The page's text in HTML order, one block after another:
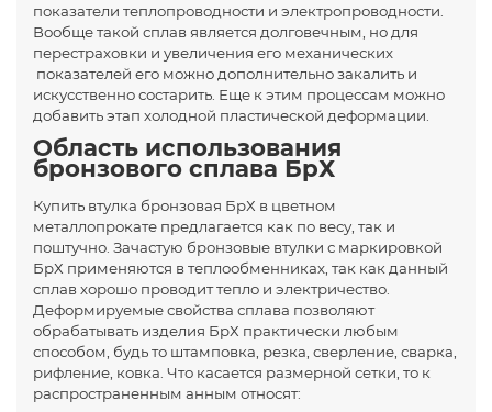
показатели теплопроводности и электропроводности.
Вообще такой сплав является долговечным, но для
перестраховки и увеличения его механических
показателей его можно дополнительно закалить и
искусственно состарить. Еще к этим процессам можно
добавить этап холодной пластической деформации.
Область использования
бронзового сплава БрХ
Купить втулка бронзовая БрХ в цветном
металлопрокате предлагается как по весу, так и
поштучно. Зачастую бронзовые втулки с маркировкой
БрХ применяются в теплообменниках, так как данный
сплав хорошо проводит тепло и электричество.
Деформируемые свойства сплава позволяют
обрабатывать изделия БрХ практически любым
способом, будь то штамповка, резка, сверление, сварка,
рифление, ковка. Что касается размерной сетки, то к
распространенным анным относят: